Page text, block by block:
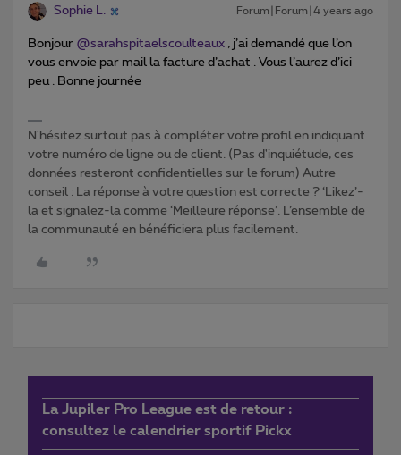
Sophie L. Forum|Forum|4 years ago
Bonjour @sarahspitaelscoulteaux , j’ai demandé que l’on
vous envoie par mail la facture d’achat . Vous l’aurez d’ici
peu . Bonne journée
N'hésitez surtout pas à compléter votre profil en indiquant
votre numéro de ligne ou de client. (Pas d'inquiétude, ces
données resteront confidentielles sur le forum) Autre
conseil : La réponse à votre question est correcte ? ‘Likez’-
la et signalez-la comme ‘Meilleure réponse’. L’ensemble de
la communauté en bénéficiera plus facilement.
La Jupiler Pro League est de retour :
consultez le calendrier sportif Pickx